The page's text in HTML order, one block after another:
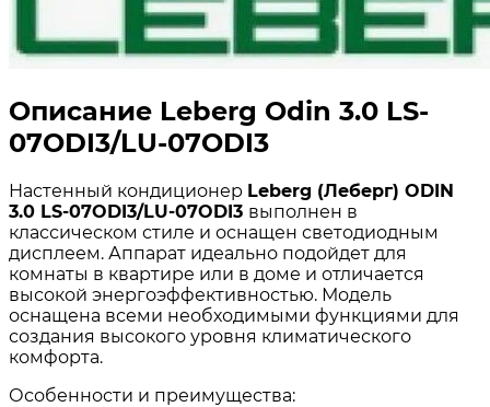
Описание Leberg Odin 3.0 LS-
07ODI3/LU-07ODI3
Настенный кондиционер Leberg (Леберг) ODIN
3.0 LS-07ODI3/LU-07ODI3 выполнен в
классическом стиле и оснащен светодиодным
дисплеем. Аппарат идеально подойдет для
комнаты в квартире или в доме и отличается
высокой энергоэффективностью. Модель
оснащена всеми необходимыми функциями для
создания высокого уровня климатического
комфорта.
Особенности и преимущества: